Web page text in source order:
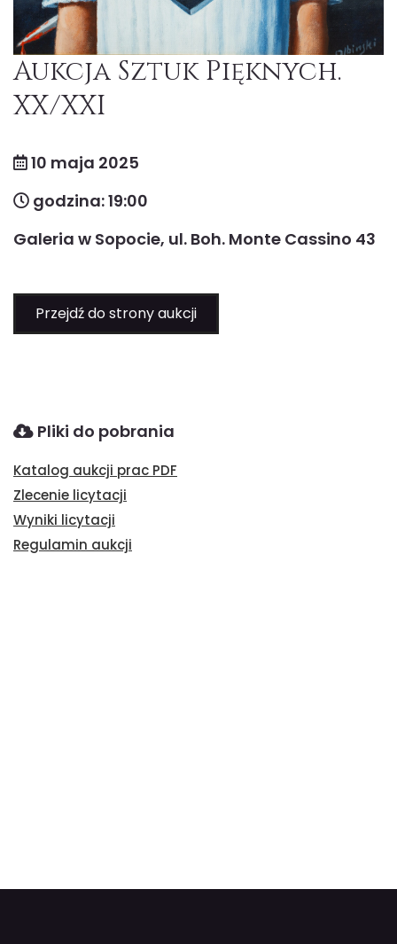
Aukcja Sztuk Pięknych.
XX/XXI
10 maja 2025
godzina: 19:00
Galeria w Sopocie, ul. Boh. Monte Cassino 43
Przejdź do strony aukcji
Pliki do pobrania
Katalog aukcji prac PDF
Zlecenie licytacji
Wyniki licytacji
Regulamin aukcji